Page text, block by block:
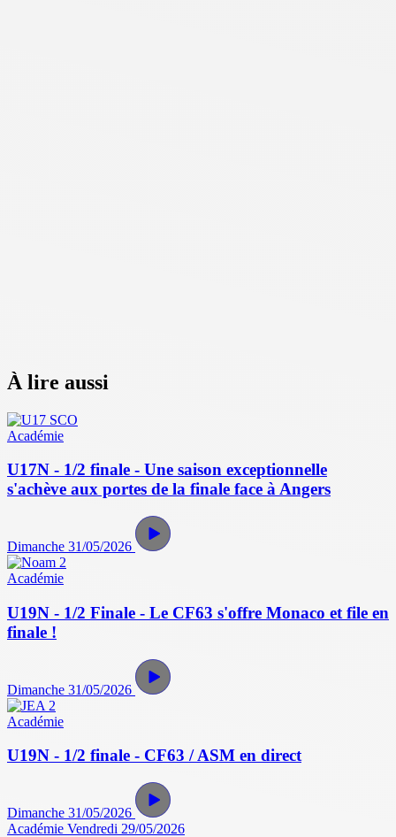
À lire aussi
Académie
U17N - 1/2 finale - Une saison exceptionnelle
s'achève aux portes de la finale face à Angers
Dimanche 31/05/2026
Académie
U19N - 1/2 Finale - Le CF63 s'offre Monaco et file en
finale !
Dimanche 31/05/2026
Académie
U19N - 1/2 finale - CF63 / ASM en direct
Dimanche 31/05/2026
Académie Vendredi 29/05/2026